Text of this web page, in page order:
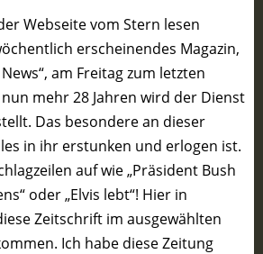
Webseite vom Stern lesen
erscheinendes Magazin,
am Freitag zum letzten
mehr 28 Jahren wird der Dienst
Das besondere an dieser
in ihr erstunken und erlogen ist.
auf wie „Präsident Bush
oder „Elvis lebt“! Hier in
Zeitschrift im ausgewählten
Ich habe diese Zeitung